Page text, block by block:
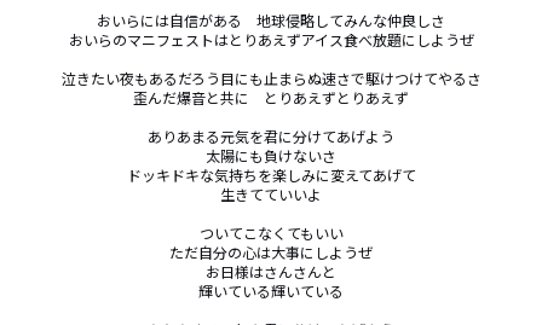
おいらには自信がある　地球侵略してみんな仲良しさ
おいらのマニフェストはとりあえずアイス食べ放題にしようぜ
泣きたい夜もあるだろう目にも止まらぬ速さで駆けつけてやるさ
歪んだ爆音と共に　とりあえずとりあえず
ありあまる元気を君に分けてあげよう
太陽にも負けないさ
ドッキドキな気持ちを楽しみに変えてあげて
生きてていいよ
ついてこなくてもいい
ただ自分の心は大事にしようぜ
お日様はさんさんと
輝いている輝いている